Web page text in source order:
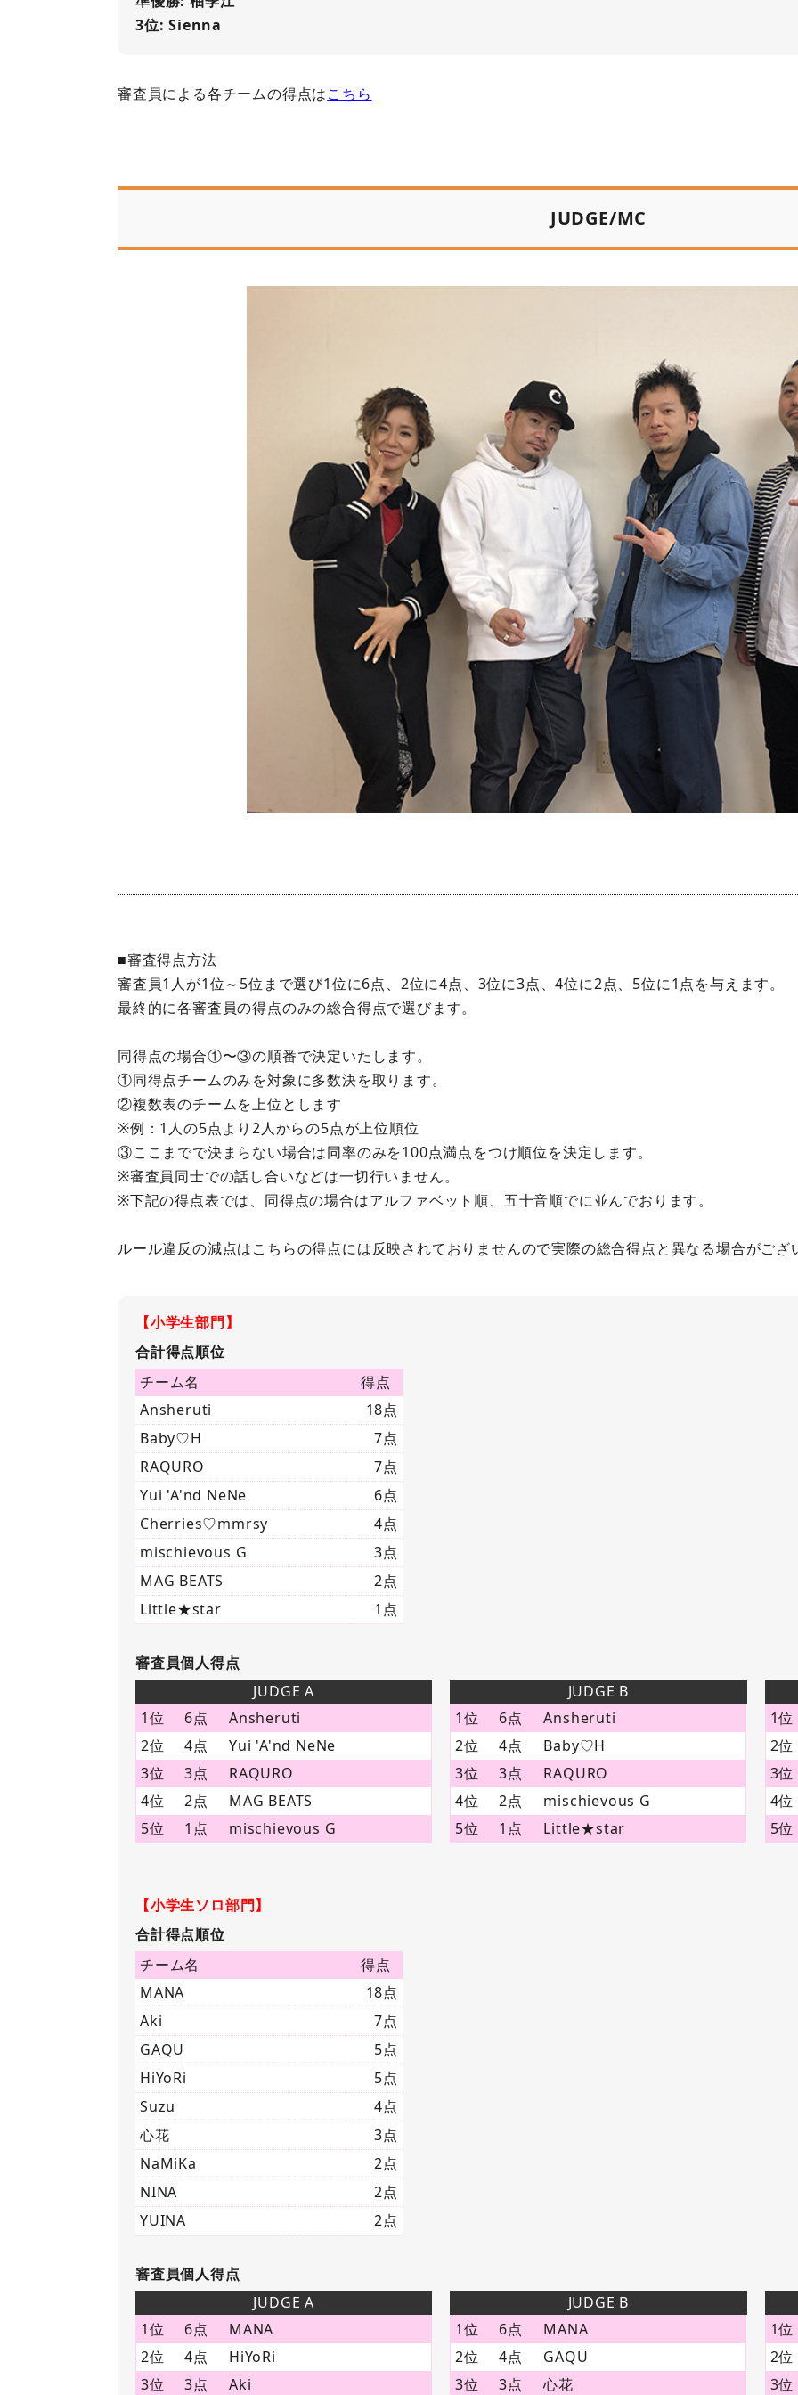
3位: Sienna
審査員による各チームの得点はこちら
JUDGE/MC
■審査得点方法
審査員1人が1位～5位まで選び1位に6点、2位に4点、3位に3点、4位に2点、5位に1点を与えます。
最終的に各審査員の得点のみの総合得点で選びます。
同得点の場合①〜③の順番で決定いたします。
①同得点チームのみを対象に多数決を取ります。
②複数表のチームを上位とします
※例：1人の5点より2人からの5点が上位順位
③ここまでで決まらない場合は同率のみを100点満点をつけ順位を決定します。
※審査員同士での話し合いなどは一切行いません。
※下記の得点表では、同得点の場合はアルファベット順、五十音順でに並んでおります。
ルール違反の減点はこちらの得点には反映されておりませんので実際の総合得点と異なる場合がござ
【小学生部門】
合計得点順位
チーム名
得点
Ansheruti
18点
Baby♡H
7点
RAQURO
7点
Yui 'A'nd NeNe
6点
Cherries♡mmrsy
4点
mischievous G
3点
MAG BEATS
2点
Little★star
1点
審査員個人得点
JUDGE A
1位
6点
Ansheruti
2位
4点
Yui 'A'nd NeNe
3位
3点
RAQURO
4位
2点
MAG BEATS
5位
1点 mischievous G
JUDGE B
1位
6点
Ansheruti
2位
4点
Baby♡H
3位
3点
RAQURO
4位
2点
mischievous G
5位
1点 Little★star
1位
2位
3位
4位
5位
【小学生ソロ部門】
合計得点順位
チーム名
得点
MANA
18点
Aki
7点
GAQU
5点
HiYoRi
5点
Suzu
4点
心花
3点
NaMiKa
2点
NINA
2点
YUINA
2点
審査員個人得点
JUDGE A
1位
6点
MANA
2位
4点
HiYoRi
3位
3点 Aki
JUDGE B
1位
6点
MANA
2位
4点
GAQU
3位
3点 心花
1位
2位
3位